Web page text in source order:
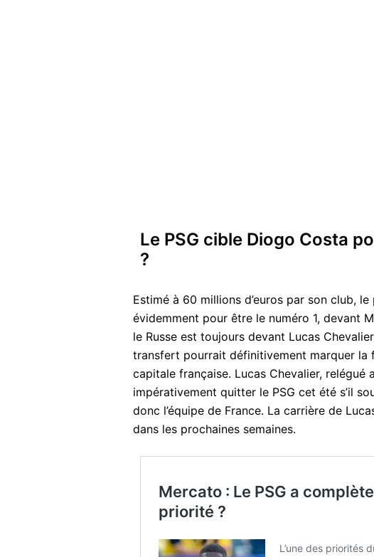
Le PSG cible Diogo Costa
?
Estimé à 60 millions d’euros par son club,
évidemment pour être le numéro 1, devant
le Russe est toujours devant Lucas
transfert pourrait définitivement marquer la
capitale française. Lucas Chevalier, relégué
impérativement quitter le PSG cet été s’il
donc l’équipe de France. La carrière de
dans les prochaines semaines.
Mercato : Le PSG a
priorité ?
L’une des priorités